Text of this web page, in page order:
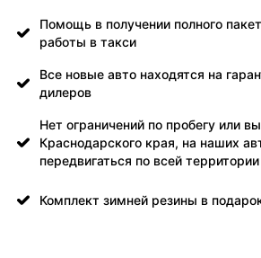
Помощь в получении полного
работы в такси
Все новые авто находятся на
дилеров
Нет ограничений по пробегу или
Краснодарского края, на наших
передвигаться по всей
Комплект зимней резины в